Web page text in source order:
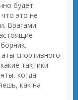
будет
это не
Врагами
спортивного
тактики
когда
как на